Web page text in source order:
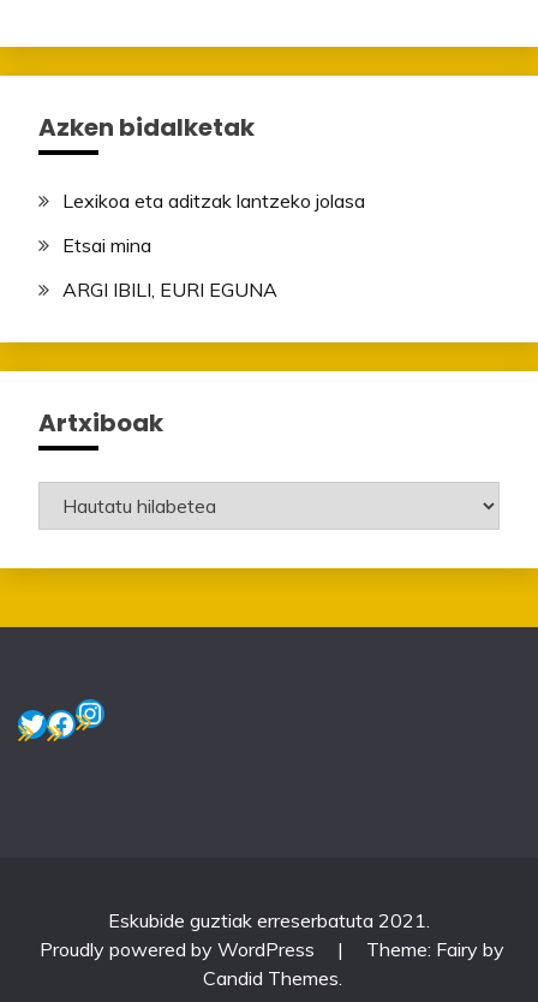
Azken bidalketak
Lexikoa eta aditzak lantzeko jolasa
Etsai mina
ARGI IBILI, EURI EGUNA
Artxiboak
Artxiboak
Twitter
Facebook
Instagram
Eskubide guztiak erreserbatuta 2021.
Proudly powered by WordPress
|
Theme: Fairy by
Candid Themes